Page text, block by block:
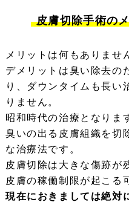
皮膚切除手術の
メリットは何もありませ
デメリットは臭い除去の
り、ダウンタイムも長い
りません。
昭和時代の治療となりま
臭いの出る皮膚組織を切
な治療法です。
皮膚切除は大きな傷跡が
皮膚の稼働制限が起こる
現在におきましては絶対